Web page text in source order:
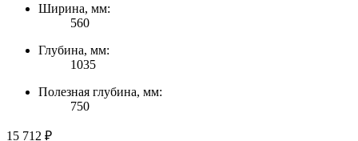
Ширина, мм:
560
Глубина, мм:
1035
Полезная глубина, мм:
750
15 712 ₽